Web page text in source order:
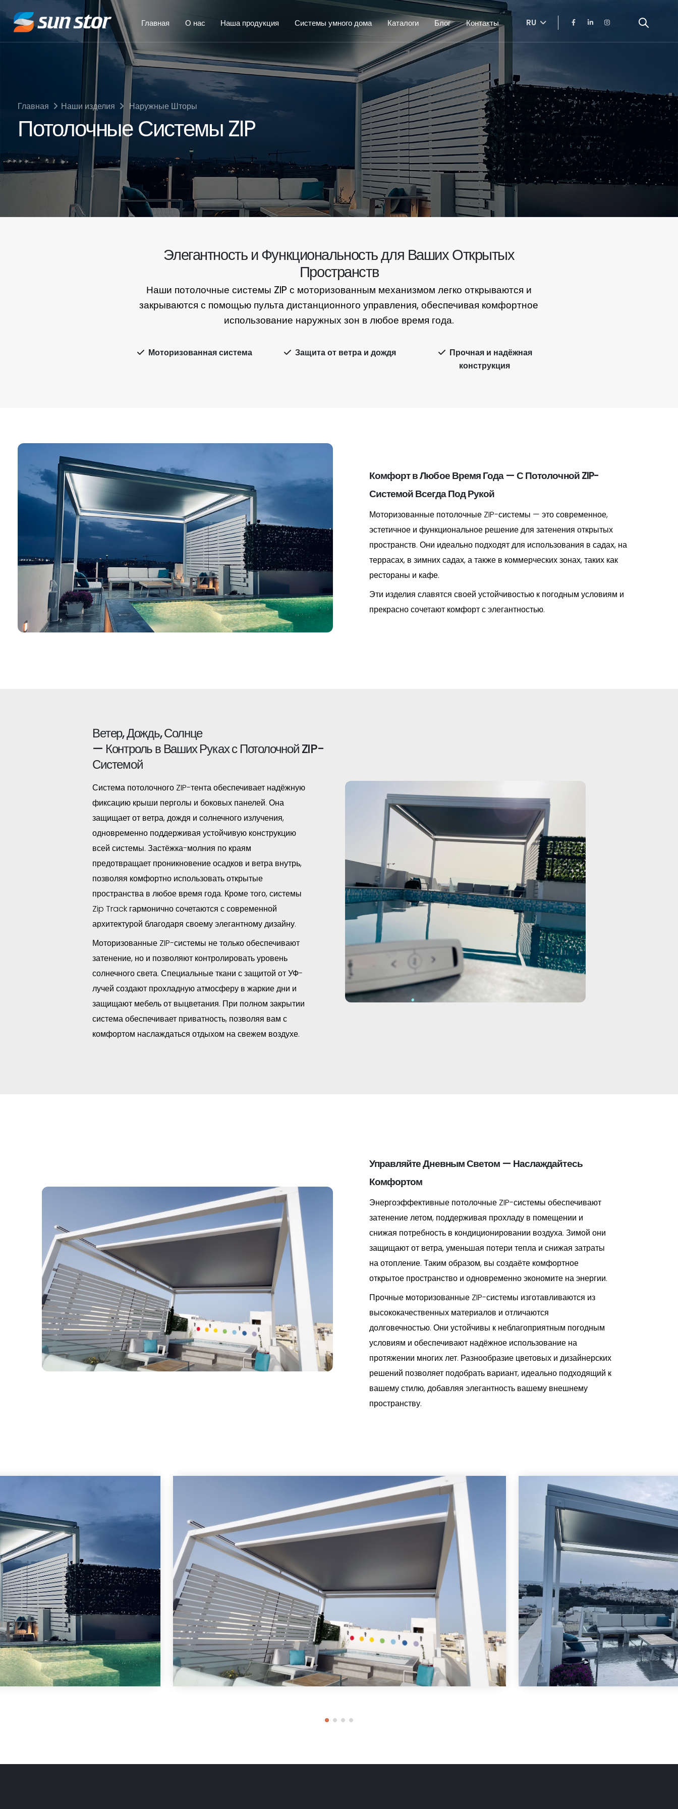
Главная О нас Наша продукция Системы умного дома Каталоги Блог Контакты RU
Потолочные Системы ZIP
Главная Наши изделия Наружные Шторы
Элегантность и Функциональность для Ваших Открытых
Пространств
Наши потолочные системы ZIP с моторизованным механизмом легко открываются и
закрываются с помощью пульта дистанционного управления, обеспечивая комфортное
использование наружных зон в любое время года.
Моторизованная система Защита от ветра и дождя
Прочная и надёжная
конструкция
Комфорт в Любое Время Года — С Потолочной ZIP-
Системой Всегда Под Рукой
Моторизованные потолочные ZIP-системы — это современное,
эстетичное и функциональное решение для затенения открытых
пространств. Они идеально подходят для использования в садах, на
террасах, в зимних садах, а также в коммерческих зонах, таких как
рестораны и кафе.
Эти изделия славятся своей устойчивостью к погодным условиям и
прекрасно сочетают комфорт с элегантностью.
Ветер, Дождь, Солнце
— Контроль в Ваших Руках с Потолочной ZIP-
Системой
Система потолочного ZIP-тента обеспечивает надёжную
фиксацию крыши перголы и боковых панелей. Она
защищает от ветра, дождя и солнечного излучения,
одновременно поддерживая устойчивую конструкцию
всей системы. Застёжка-молния по краям
предотвращает проникновение осадков и ветра внутрь,
позволяя комфортно использовать открытые
пространства в любое время года. Кроме того, системы
Zip Track гармонично сочетаются с современной
архитектурой благодаря своему элегантному дизайну.
Моторизованные ZIP-системы не только обеспечивают
затенение, но и позволяют контролировать уровень
солнечного света. Специальные ткани с защитой от УФ-
лучей создают прохладную атмосферу в жаркие дни и
защищают мебель от выцветания. При полном закрытии
система обеспечивает приватность, позволяя вам с
комфортом наслаждаться отдыхом на свежем воздухе.
Управляйте Дневным Светом — Наслаждайтесь
Комфортом
Энергоэффективные потолочные ZIP-системы обеспечивают
затенение летом, поддерживая прохладу в помещении и
снижая потребность в кондиционировании воздуха. Зимой они
защищают от ветра, уменьшая потери тепла и снижая затраты
на отопление. Таким образом, вы создаёте комфортное
открытое пространство и одновременно экономите на энергии.
Прочные моторизованные ZIP-системы изготавливаются из
высококачественных материалов и отличаются
долговечностью. Они устойчивы к неблагоприятным погодным
условиям и обеспечивают надёжное использование на
протяжении многих лет. Разнообразие цветовых и дизайнерских
решений позволяет подобрать вариант, идеально подходящий к
вашему стилю, добавляя элегантность вашему внешнему
пространству.